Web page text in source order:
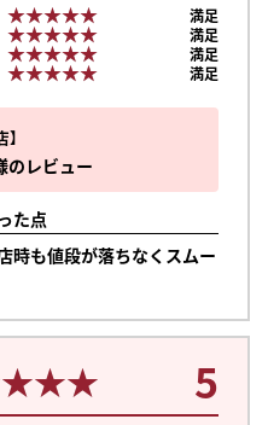
のレビュー
た点
時も値段が落ちなくスムー
★★★★★
★★★★★
満足
★★★★★
★★★★★
満足
★★★★★
★★★★★
満足
★★★★★
★★★★★ 満足
5